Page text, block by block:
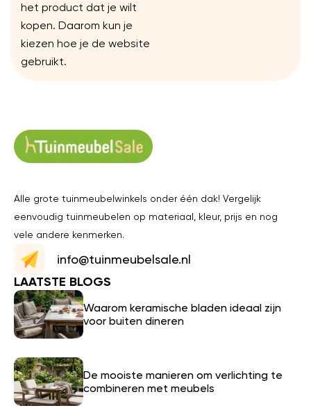
het product dat je wilt
kopen. Daarom kun je
kiezen hoe je de website
gebruikt.
Alle grote tuinmeubelwinkels onder één dak! Vergelijk
eenvoudig tuinmeubelen op materiaal, kleur, prijs en nog
vele andere kenmerken.
info@tuinmeubelsale.nl
LAATSTE BLOGS
Waarom keramische bladen ideaal zijn
voor buiten dineren
De mooiste manieren om verlichting te
combineren met meubels